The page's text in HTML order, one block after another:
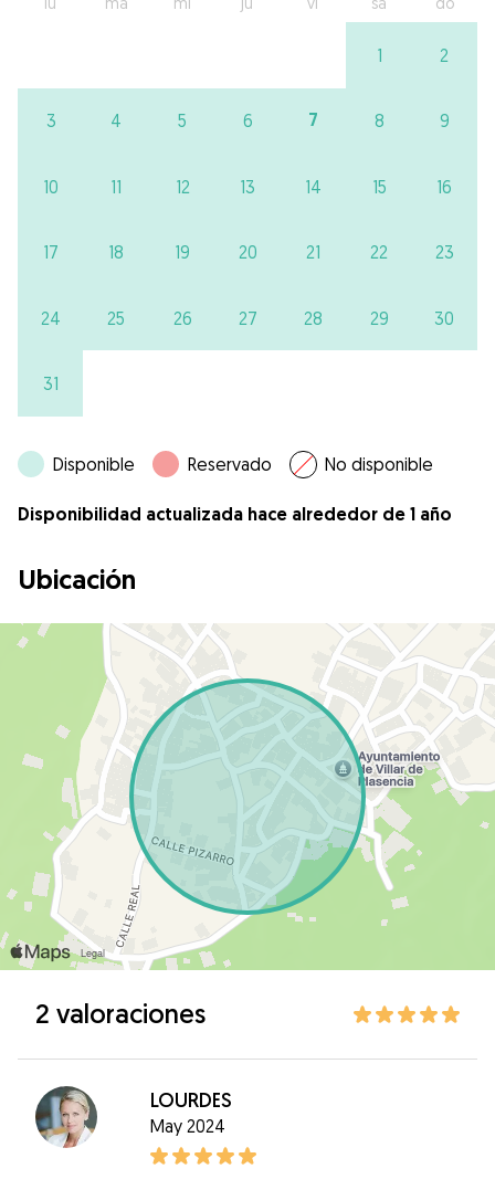
1 2
3 4 5 6 7 8 9
10 11 12 13 14 15 16
17 18 19 20 21 22 23
24 25 26 27 28 29 30
31
Disponible Reservado No disponible
Disponibilidad actualizada hace alrededor de 1 año
Ubicación
2 valoraciones
LOURDES
May 2024